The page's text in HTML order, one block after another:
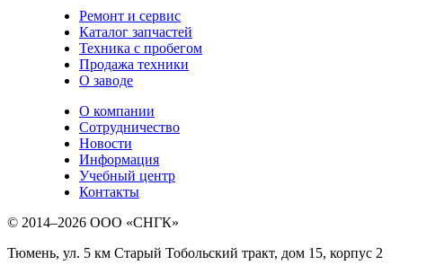
Ремонт и сервис
Каталог запчастей
Техника с пробегом
Продажа техники
О заводе
О компании
Сотрудничество
Новости
Информация
Учебный центр
Контакты
© 2014–2026 ООО «СНГК»
Тюмень, ул. 5 км Старый Тобольский тракт, дом 15, корпус 2